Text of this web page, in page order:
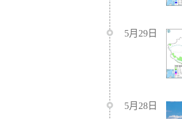
5月29日
5月28日